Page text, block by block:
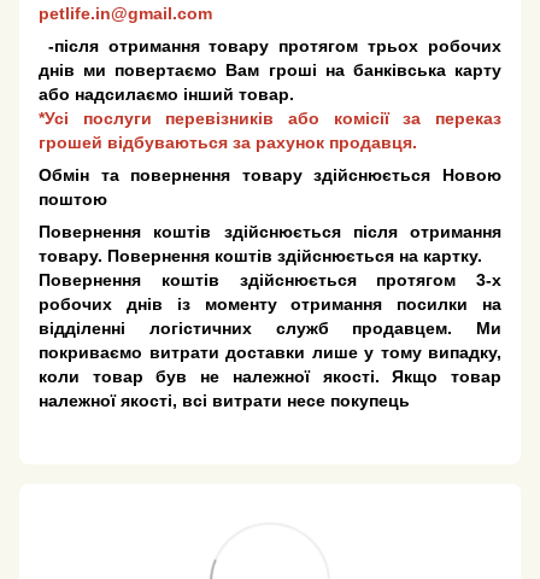
petlife.in@gmail.com
-після отримання товару протягом трьох робочих
днів ми повертаємо Вам гроші на банківська карту
або надсилаємо інший товар.
*Усі послуги перевізників або комісії за переказ
грошей відбуваються за рахунок продавця.
Обмін та повернення товару здійснюється Новою
поштою
Повернення коштів здійснюється після отримання
товару. Повернення коштів здійснюється на картку.
Повернення коштів здійснюється протягом 3-х
робочих днів із моменту отримання посилки на
відділенні логістичних служб продавцем. Ми
покриваємо витрати доставки лише у тому випадку,
коли товар був не належної якості. Якщо товар
належної якості, всі витрати несе покупець